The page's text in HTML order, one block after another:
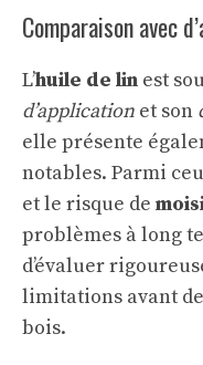
Comparaison avec
L’huile de lin est
d’application et son
elle présente
notables. Parmi
et le risque de
problèmes à long
d’évaluer
limitations avant
bois.